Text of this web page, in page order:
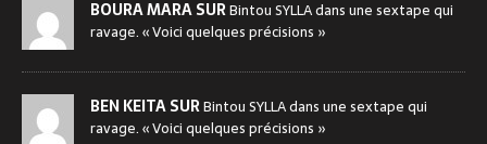
BOURA MARA SURBintou SYLLA dans une sextape qui
ravage. « Voici quelques précisions »
BEN KEITA SURBintou SYLLA dans une sextape qui
ravage. « Voici quelques précisions »